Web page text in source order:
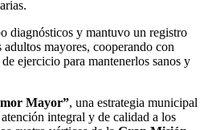
diagnósticos y mantuvo un registro
mayores, cooperando con
ejercicio para mantenerlos sanos y
Mayor”, una estrategia municipal
integral y de calidad a los